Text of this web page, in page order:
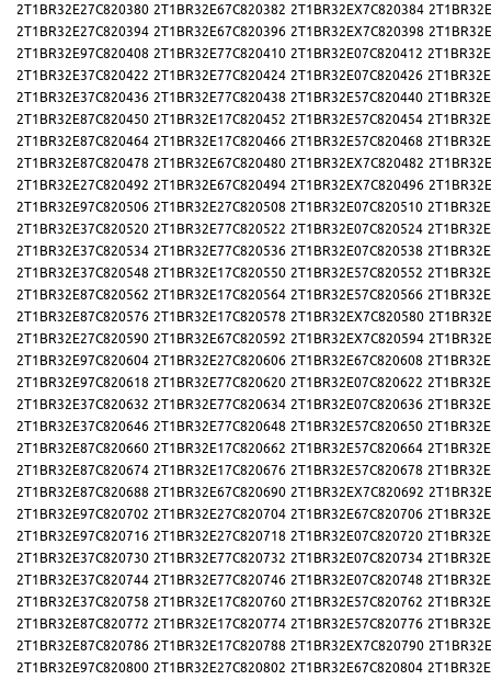
2T1BR32E27C820380 2T1BR32E67C820382 2T1BR32EX7C820384
2T1BR32E27C820394 2T1BR32E67C820396 2T1BR32EX7C820398
2T1BR32E97C820408 2T1BR32E77C820410 2T1BR32E07C820412
2T1BR32E37C820422 2T1BR32E77C820424 2T1BR32E07C820426
2T1BR32E37C820436 2T1BR32E77C820438 2T1BR32E57C820440
2T1BR32E87C820450 2T1BR32E17C820452 2T1BR32E57C820454
2T1BR32E87C820464 2T1BR32E17C820466 2T1BR32E57C820468
2T1BR32E87C820478 2T1BR32E67C820480 2T1BR32EX7C820482
2T1BR32E27C820492 2T1BR32E67C820494 2T1BR32EX7C820496
2T1BR32E97C820506 2T1BR32E27C820508 2T1BR32E07C820510
2T1BR32E37C820520 2T1BR32E77C820522 2T1BR32E07C820524
2T1BR32E37C820534 2T1BR32E77C820536 2T1BR32E07C820538
2T1BR32E37C820548 2T1BR32E17C820550 2T1BR32E57C820552
2T1BR32E87C820562 2T1BR32E17C820564 2T1BR32E57C820566
2T1BR32E87C820576 2T1BR32E17C820578 2T1BR32EX7C820580
2T1BR32E27C820590 2T1BR32E67C820592 2T1BR32EX7C820594
2T1BR32E97C820604 2T1BR32E27C820606 2T1BR32E67C820608
2T1BR32E97C820618 2T1BR32E77C820620 2T1BR32E07C820622
2T1BR32E37C820632 2T1BR32E77C820634 2T1BR32E07C820636
2T1BR32E37C820646 2T1BR32E77C820648 2T1BR32E57C820650
2T1BR32E87C820660 2T1BR32E17C820662 2T1BR32E57C820664
2T1BR32E87C820674 2T1BR32E17C820676 2T1BR32E57C820678
2T1BR32E87C820688 2T1BR32E67C820690 2T1BR32EX7C820692
2T1BR32E97C820702 2T1BR32E27C820704 2T1BR32E67C820706
2T1BR32E97C820716 2T1BR32E27C820718 2T1BR32E07C820720
2T1BR32E37C820730 2T1BR32E77C820732 2T1BR32E07C820734
2T1BR32E37C820744 2T1BR32E77C820746 2T1BR32E07C820748
2T1BR32E37C820758 2T1BR32E17C820760 2T1BR32E57C820762
2T1BR32E87C820772 2T1BR32E17C820774 2T1BR32E57C820776
2T1BR32E87C820786 2T1BR32E17C820788 2T1BR32EX7C820790
2T1BR32E97C820800 2T1BR32E27C820802 2T1BR32E67C820804